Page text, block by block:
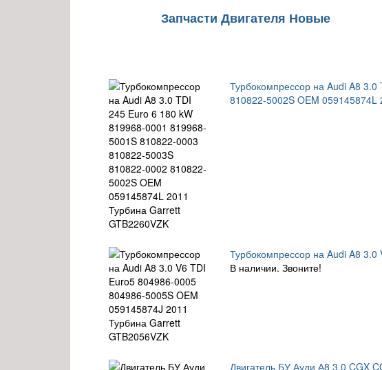
Запчасти Двигателя Новые
Турбокомпрессор на Audi A8
810822-5002S OEM
Турбокомпрессор на Audi A8
В наличии. Звоните!
Двигатель БУ Ауди А8 3.0 CGX